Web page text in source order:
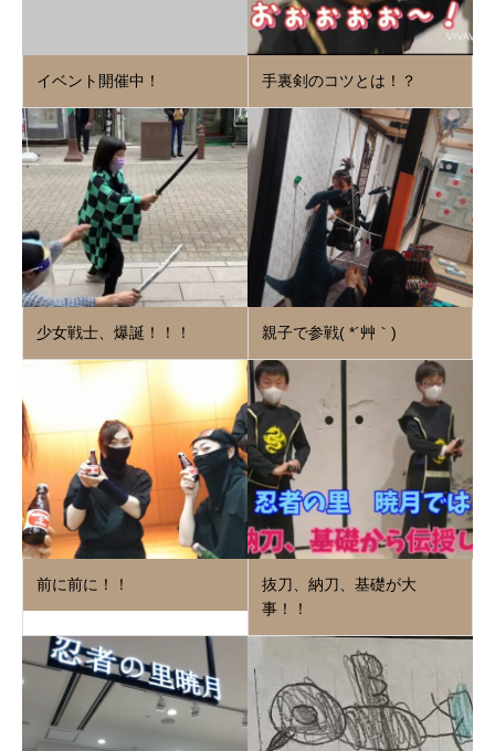
イベント開催中！ 手裏剣のコツとは！？
少女戦士、爆誕！！！ 親子で参戦( *´艸｀)
前に前に！！
抜刀、納刀、基礎が大
事！！